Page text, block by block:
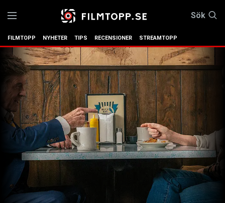
Sök
FILMTOPP NYHETER TIPS RECENSIONER STREAMTOPP